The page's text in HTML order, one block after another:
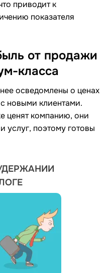
приводит к
показателя
от продажи
класса
осведомлены о ценах
новыми клиентами.
ценят компанию, они
услуг, поэтому готовы